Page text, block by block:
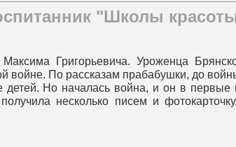
"Школы
Григорьевича. Уроженца
войне. По рассказам прабабушки, до
детей. Но началась война, и он в
несколько писем и